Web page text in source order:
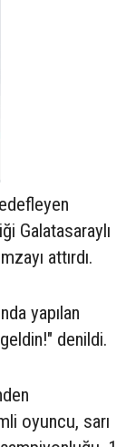
Galatasaraylı
attırdı.
yapılan
denildi.
oyuncu, sarı